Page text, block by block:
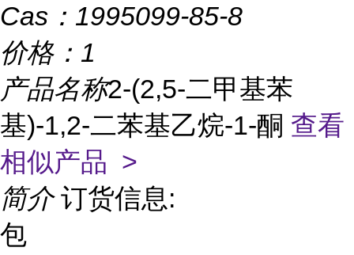
Cas： 1995099-85-8
价格： 1
产品名称2-(2,5-二甲基苯
基)-1,2-二苯基乙烷-1-酮 查看
相似产品 >
简介 订货信息:
包